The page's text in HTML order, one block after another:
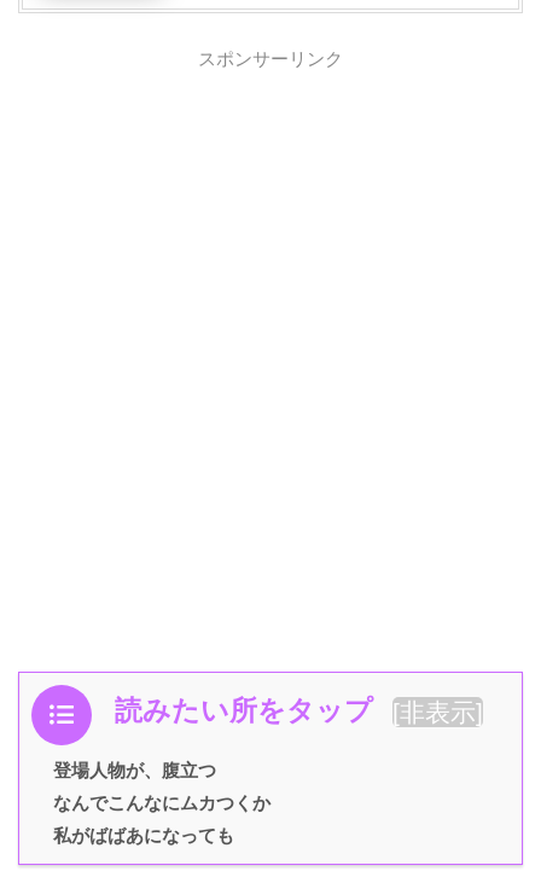
スポンサーリンク
読みたい所をタップ [非表示]
登場人物が、腹立つ
なんでこんなにムカつくか
私がばばあになっても